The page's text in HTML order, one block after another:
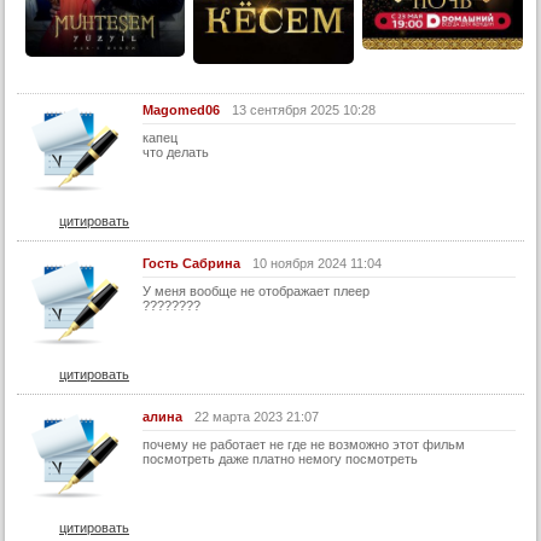
28 серия
29 серия
30 серия
32 серия
33 серия
34 серия
35 серия
36 серия
37 серия
39 серия
40 серия
41 серия
42 серия
43 серия
Magomed06
13 сентября 2025 10:28
капец
что делать
цитировать
Гость Сабрина
10 ноября 2024 11:04
У меня вообще не отображает плеер
????????
цитировать
алина
22 марта 2023 21:07
почему не работает не где не возможно этот фильм
посмотреть даже платно немогу посмотреть
цитировать